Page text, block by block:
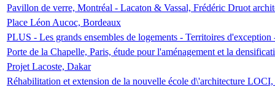
Pavillon de verre, Montréal - Lacaton & Vassal, Frédéric Druot
Place Léon Aucoc, Bordeaux
PLUS - Les grands ensembles de logements - Territoires
Porte de la Chapelle, Paris, étude pour l'aménagement et la
Projet Lacoste, Dakar
Réhabilitation et extension de la nouvelle école d\'architecture